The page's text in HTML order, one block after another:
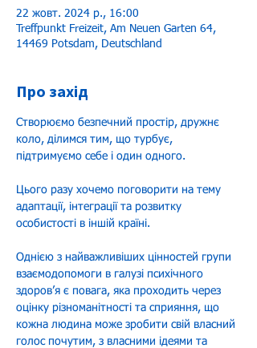
22 жовт. 2024 р., 16:00
Treffpunkt Freizeit, Am Neuen Garten 64,
14469 Potsdam, Deutschland
Про захід
Створюємо безпечний простір, дружнє
коло, ділимся тим, що турбує,
підтримуємо себе і один одного.
Цього разу хочемо поговорити на тему
адаптації, інтеграції та розвитку
особистості в іншій країні.
Однією з найважливіших цінностей групи
взаємодопомоги в галузі психічного
здоров’я є повага, яка проходить через
оцінку різноманітності та сприяння, що
кожна людина може зробити свій власний
голос почутим, з власними ідеями та